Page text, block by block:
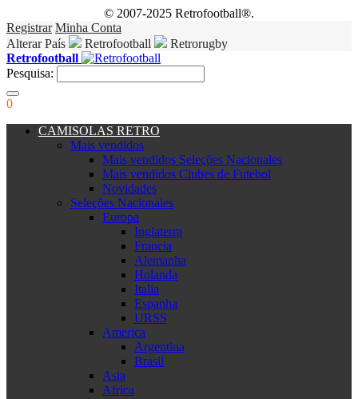
© 2007-2025 Retrofootball®.
Registrar Minha Conta
Alterar País
Retrofootball
Retrorugby
Retrofootball
Pesquisa:
0
CAMISOLAS RETRO
Mais vendidos
Mais vendidos Seleções Nacionales
Mais vendidos Clubes de Futebol
Novidades
Seleções Nacionales
Europa
Inglaterra
Francia
Alemanha
Holanda
Italia
Espanha
URSS
America
Argentina
Brasil
Asia
Africa